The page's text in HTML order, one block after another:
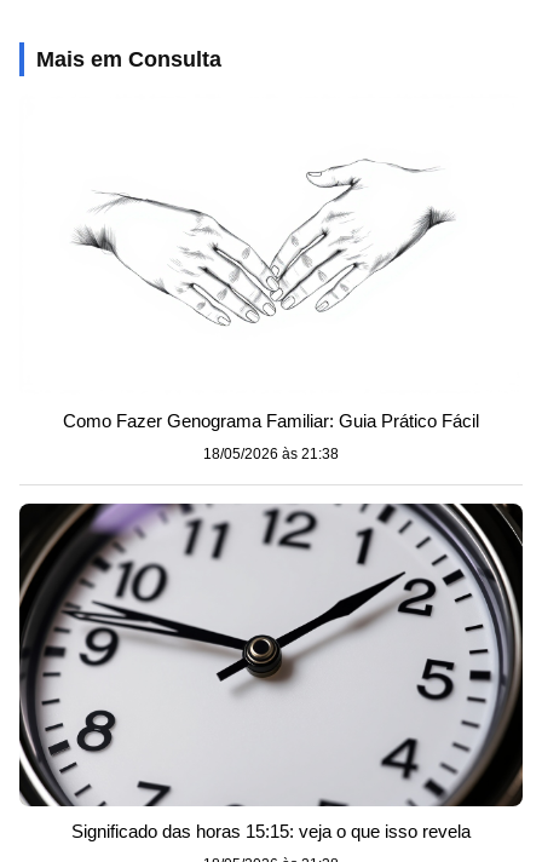
Mais em Consulta
Como Fazer Genograma Familiar: Guia Prático Fácil
18/05/2026 às 21:38
Significado das horas 15:15: veja o que isso revela